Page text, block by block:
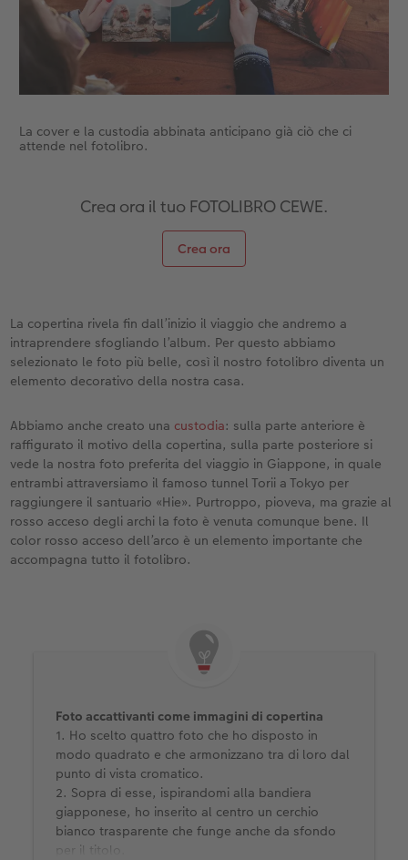
La cover e la custodia abbinata anticipano già ciò che ci
attende nel fotolibro.
Crea ora il tuo FOTOLIBRO CEWE.
Crea ora
La copertina rivela fin dall’inizio il viaggio che andremo a
intraprendere sfogliando l’album. Per questo abbiamo
selezionato le foto più belle, così il nostro fotolibro diventa un
elemento decorativo della nostra casa.
Abbiamo anche creato una custodia: sulla parte anteriore è
raffigurato il motivo della copertina, sulla parte posteriore si
vede la nostra foto preferita del viaggio in Giappone, in quale
entrambi attraversiamo il famoso tunnel Torii a Tokyo per
raggiungere il santuario «Hie». Purtroppo, pioveva, ma grazie al
rosso acceso degli archi la foto è venuta comunque bene. Il
color rosso acceso dell’arco è un elemento importante che
accompagna tutto il fotolibro.
Foto accattivanti come immagini di copertina
1. Ho scelto quattro foto che ho disposto in
modo quadrato e che armonizzano tra di loro dal
punto di vista cromatico.
2. Sopra di esse, ispirandomi alla bandiera
giapponese, ho inserito al centro un cerchio
bianco trasparente che funge anche da sfondo
per il titolo.